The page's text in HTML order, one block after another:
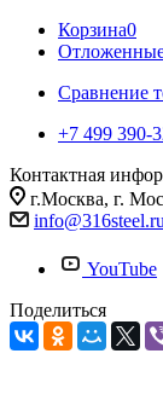
Корзина0
Сравнение
+7 499 390-
Контактная
г.Москва, г.
info@316steel.ru
YouTube
Поделиться